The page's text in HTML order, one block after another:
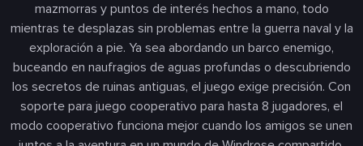
mazmorras y puntos de interés hechos a mano, todo
mientras te desplazas sin problemas entre la guerra naval y la
exploración a pie. Ya sea abordando un barco enemigo,
buceando en naufragios de aguas profundas o descubriendo
los secretos de ruinas antiguas, el juego exige precisión. Con
soporte para juego cooperativo para hasta 8 jugadores, el
modo cooperativo funciona mejor cuando los amigos se unen